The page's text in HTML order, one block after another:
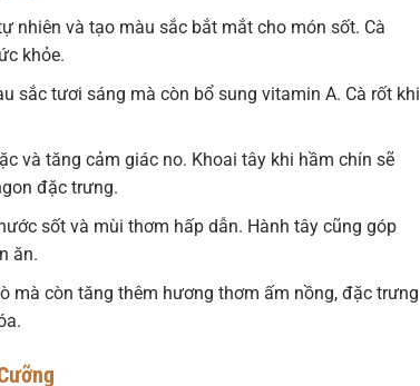
nhiên và tạo màu sắc bắt mắt cho món sốt. Cà
khỏe.
sắc tươi sáng mà còn bổ sung vitamin A. Cà rốt khi
và tăng cảm giác no. Khoai tây khi hầm chín sẽ
đặc trưng.
sốt và mùi thơm hấp dẫn. Hành tây cũng góp
ăn.
còn tăng thêm hương thơm ấm nồng, đặc trưng